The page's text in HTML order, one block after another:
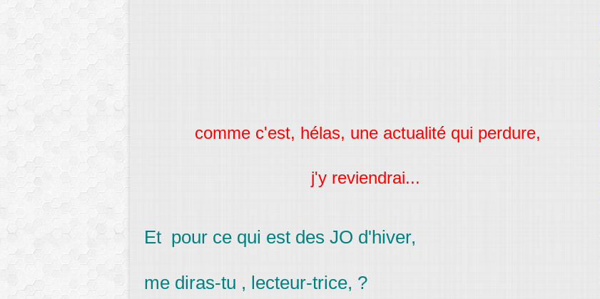
comme c'est, hélas, une actualité qui perdure,
j'y reviendrai...
Et pour ce qui est des JO d'hiver,
me diras-tu , lecteur-trice, ?